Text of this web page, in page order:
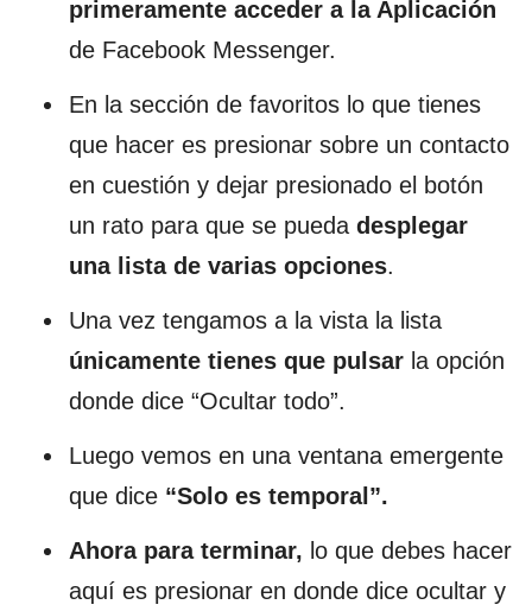
primeramente acceder a la Aplicación
de Facebook Messenger.
En la sección de favoritos lo que tienes
que hacer es presionar sobre un contacto
en cuestión y dejar presionado el botón
un rato para que se pueda desplegar
una lista de varias opciones.
Una vez tengamos a la vista la lista
únicamente tienes que pulsar la opción
donde dice “Ocultar todo”.
Luego vemos en una ventana emergente
que dice “Solo es temporal”.
Ahora para terminar, lo que debes hacer
aquí es presionar en donde dice ocultar y